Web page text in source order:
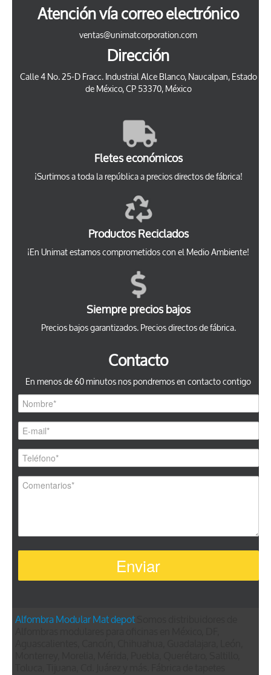
Atención vía correo electrónico
ventas@unimatcorporation.com
Dirección
Calle 4 No. 25-D Fracc. Industrial Alce Blanco, Naucalpan, Estado
de México, CP 53370, México
Fletes económicos
¡Surtimos a toda la república a precios directos de fábrica!
Productos Reciclados
¡En Unimat estamos comprometidos con el Medio Ambiente!
Siempre precios bajos
Precios bajos garantizados. Precios directos de fábrica.
Contacto
En menos de 60 minutos nos pondremos en contacto contigo
Alfombra ModularMat depot